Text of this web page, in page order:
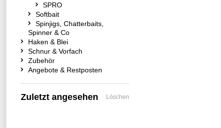
SPRO
Softbait
Spinjigs, Chatterbaits,
Spinner & Co
Haken & Blei
Schnur & Vorfach
Zubehör
Angebote & Restposten
Zuletzt angesehen Löschen